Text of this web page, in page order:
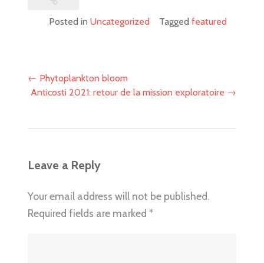
Posted in Uncategorized Tagged featured
Post
navigation
← Phytoplankton bloom
Anticosti 2021: retour de la mission exploratoire →
Leave a Reply
Your email address will not be published.
Required fields are marked *